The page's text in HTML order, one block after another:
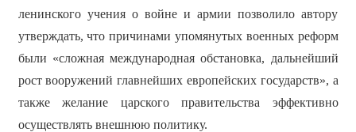
ленинского учения о войне и армии позволило автору
утверждать, что причинами упомянутых военных реформ
были «сложная международная обстановка, дальнейший
рост вооружений главнейших европейских государств», а
также желание царского правительства эффективно
осуществлять внешнюю политику.